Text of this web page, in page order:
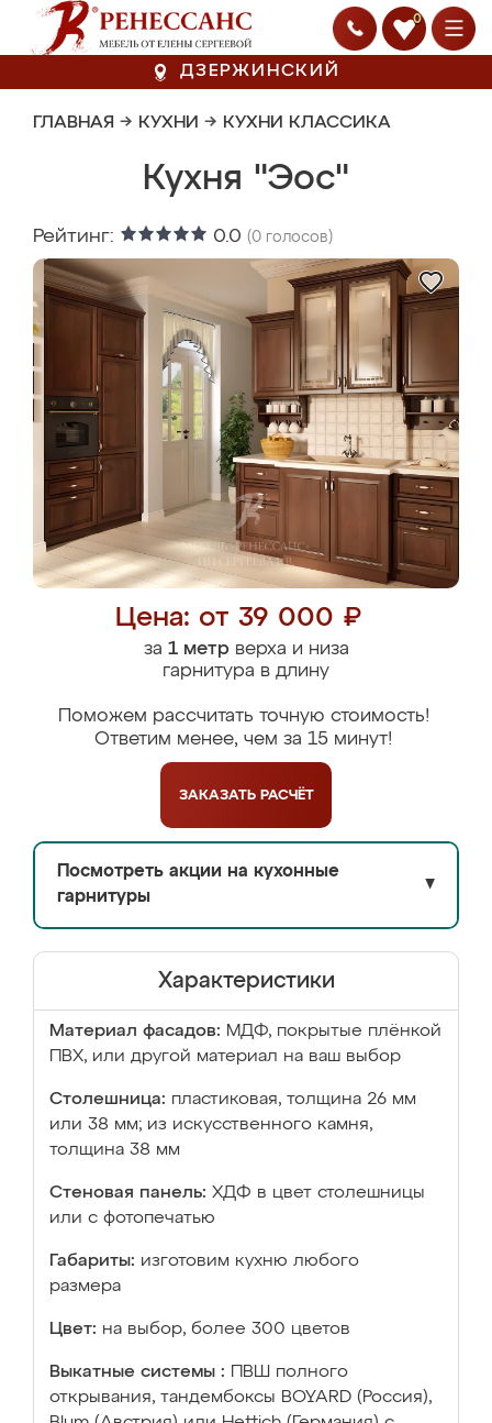
0
ДЗЕРЖИНСКИЙ
ГЛАВНАЯ → КУХНИ → КУХНИ КЛАССИКА
Кухня "Эос"
Рейтинг: 0.0 (0 голосов)
Цена: от 39 000 ₽
за 1 метрверха и низа
гарнитура в длину
Поможем рассчитать точную стоимость!
Ответим менее, чем за 15 минут!
ЗАКАЗАТЬ РАСЧЁТ
Посмотреть акции на кухонные
гарнитуры
▼
Характеристики
Материал фасадов: МДФ, покрытые плёнкой
ПВХ, или другой материал на ваш выбор
Столешница: пластиковая, толщина 26 мм
или 38 мм; из искусственного камня,
толщина 38 мм
Стеновая панель: ХДФ в цвет столешницы
или с фотопечатью
Габариты: изготовим кухню любого
размера
Цвет: на выбор, более 300 цветов
Выкатные системы :
ПВШ полного
открывания, тандембоксы BOYARD (Россия),